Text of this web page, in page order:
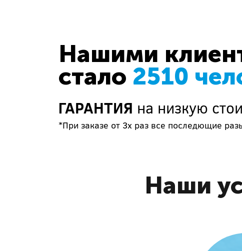
Нашими
стало 2510
ГАРАНТИЯ на низкую
*При заказе от 3х раз все последющие
Наши